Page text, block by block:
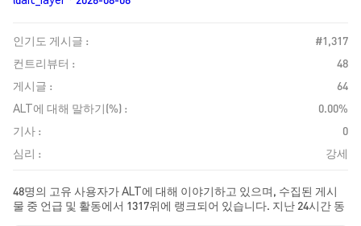
인기도 게시글 :
#1,317
컨트리뷰터 :
48
게시글 :
64
ALT에 대해 말하기(%) :
0.00%
기사 :
0
심리 :
강세
48명의 고유 사용자가 ALT에 대해 이야기하고 있으며, 수집된 게시
물 중 언급 및 활동에서 1317위에 랭크되어 있습니다. 지난 24시간 동